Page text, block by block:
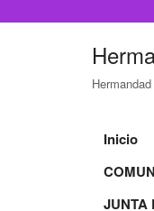
Inicio
JUNTA